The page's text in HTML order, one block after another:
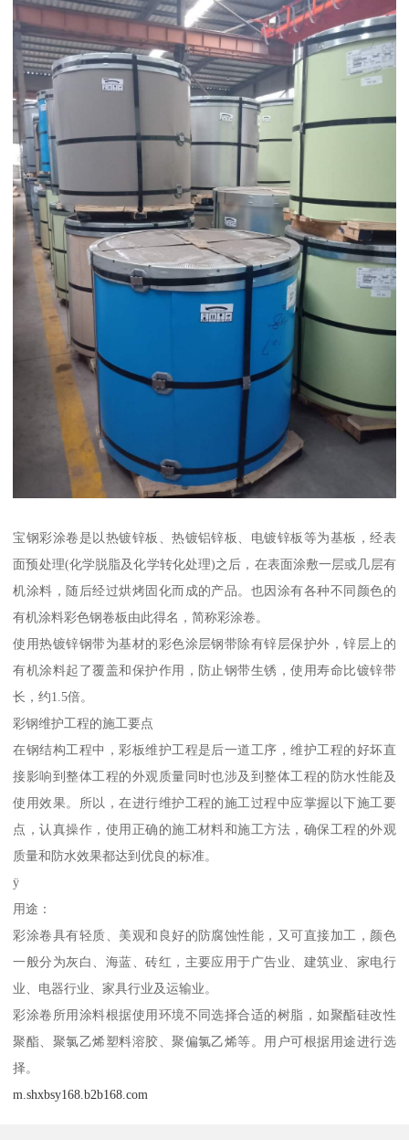
宝钢彩涂卷是以热镀锌板、热镀铝锌板、电镀锌板等为基板，经表
面预处理(化学脱脂及化学转化处理)之后，在表面涂敷一层或几层有
机涂料，随后经过烘烤固化而成的产品。也因涂有各种不同颜色的
有机涂料彩色钢卷板由此得名，简称彩涂卷。
使用热镀锌钢带为基材的彩色涂层钢带除有锌层保护外，锌层上的
有机涂料起了覆盖和保护作用，防止钢带生锈，使用寿命比镀锌带
长，约1.5倍。
彩钢维护工程的施工要点
在钢结构工程中，彩板维护工程是后一道工序，维护工程的好坏直
接影响到整体工程的外观质量同时也涉及到整体工程的防水性能及
使用效果。所以，在进行维护工程的施工过程中应掌握以下施工要
点，认真操作，使用正确的施工材料和施工方法，确保工程的外观
质量和防水效果都达到优良的标准。
ÿ
用途：
彩涂卷具有轻质、美观和良好的防腐蚀性能，又可直接加工，颜色
一般分为灰白、海蓝、砖红，主要应用于广告业、建筑业、家电行
业、电器行业、家具行业及运输业。
彩涂卷所用涂料根据使用环境不同选择合适的树脂，如聚酯硅改性
聚酯、聚氯乙烯塑料溶胶、聚偏氯乙烯等。用户可根据用途进行选
择。
m.shxbsy168.b2b168.com